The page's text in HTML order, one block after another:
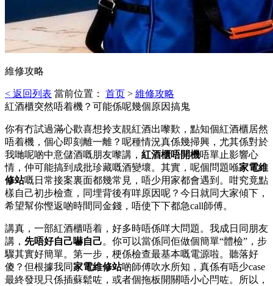
維修攻略
< 返回列表 當前位置： 首页 > 維修攻略
紅酒櫃突然唔着機？可能係呢幾個原因搞鬼
你有冇試過滿心歡喜想拎支靚紅酒出嚟歎，點知個紅酒櫃居然
唔着機，個心即刻離一離？呢種情況真係幾掃興，尤其係對於
我哋呢啲中意儲酒嘅朋友嚟講， 紅酒櫃唔開機唔單止影響心
情，仲可能搞到成批珍藏嘅酒變壞。其實，呢個問題喺家電維
修站嘅日常接案裏面都幾常見，唔少用家都會遇到。咁究竟點
樣自己初步檢查，同埋背後有咩原因呢？今日就同大家傾下，
希望幫你慳返啲時間同金錢，唔使下下都急call師傅。
講真，一部紅酒櫃唔着，好多時唔係咩大問題。我成日同朋友
講， 先唔好自己嚇自己。你可以當係同佢做個簡單“體檢”，步
驟其實好簡單。第一步，梗係檢查最基本嘅電源啦。聽落好
傻？但根據我同家電維修站啲師傅吹水所知，真係有唔少case
最終發現只係插蘇鬆咗，或者個拖板開關唔小心閂咗。所以，